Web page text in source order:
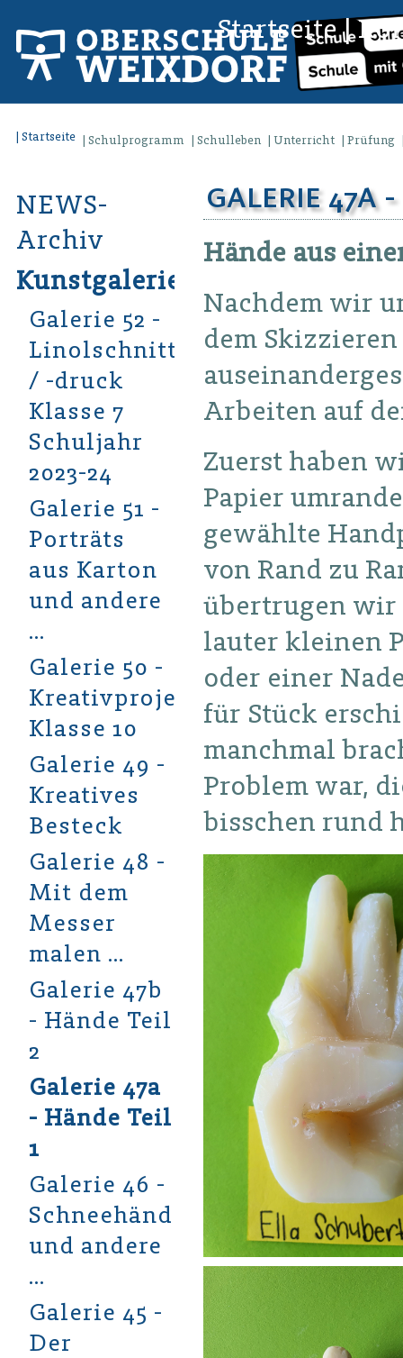
Startseite|
Startseite Schulprogramm Schulleben Unterricht Prüfung
GALERIE 47A
Hände aus
Nachdem wir
dem
Arbeiten auf
Zuerst haben
Papier
gewählte
von Rand zu
übertrugen wir
lauter kleinen
oder einer
für Stück
manchmal
Problem war,
bisschen rund
NEWS-
Archiv
Kunstgalerien
Galerie 52 -
Linolschnitt
/ -druck
Klasse 7
Schuljahr
2023-24
Galerie 51 -
Porträts
aus Karton
und andere
…
Galerie 50 -
Kreativprojekt
Klasse 10
Galerie 49 -
Kreatives
Besteck
Galerie 48 -
Mit dem
Messer
malen …
Galerie 47b
- Hände Teil
2
Galerie 47a
- Hände Teil
1
Galerie 46 -
Schneehände
und andere
…
Galerie 45 -
Der